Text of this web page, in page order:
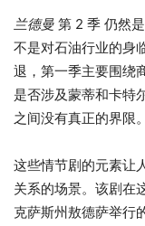
兰德曼 第 2 季 仍然
不是对石油行业的身
退，第一季主要围绕
是否涉及蒙蒂和卡特
之间没有真正的界限。
这些情节剧的元素让
关系的场景。该剧在
克萨斯州敖德萨举行